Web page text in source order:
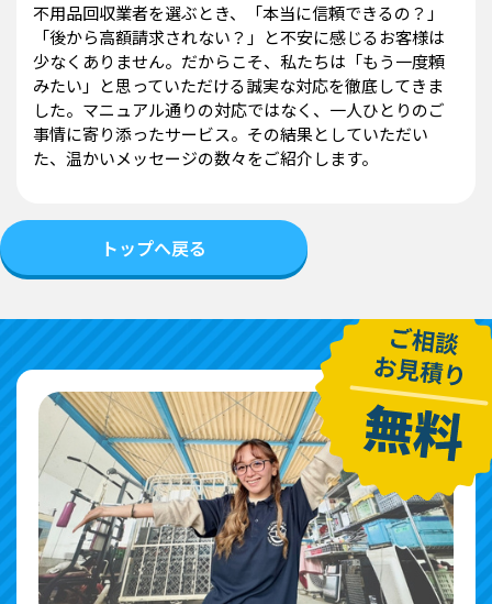
不用品回収業者を選ぶとき、「本当に信頼できるの？」
「後から高額請求されない？」と不安に感じるお客様は
少なくありません。だからこそ、私たちは「もう一度頼
みたい」と思っていただける誠実な対応を徹底してきま
した。マニュアル通りの対応ではなく、一人ひとりのご
事情に寄り添ったサービス。その結果としていただい
た、温かいメッセージの数々をご紹介します。
トップへ戻る